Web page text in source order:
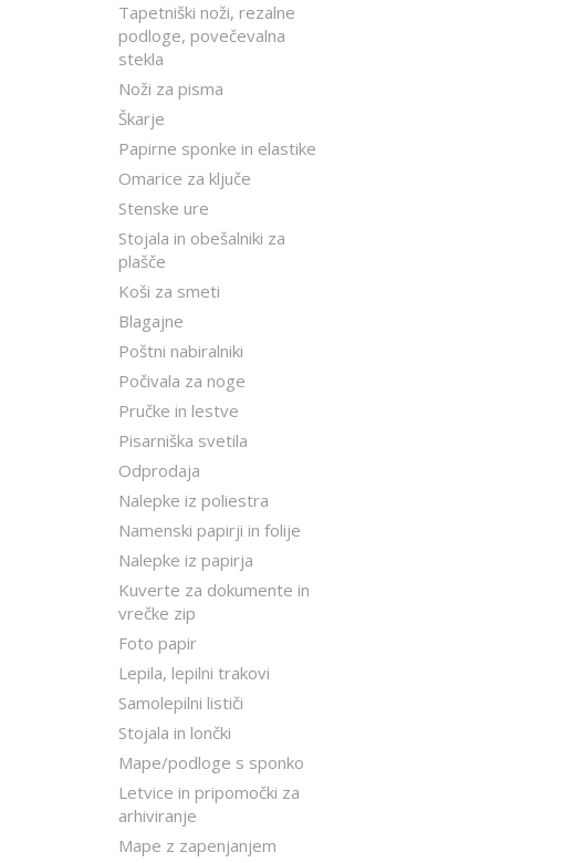
Tapetniški noži, rezalne
podloge, povečevalna
stekla
Noži za pisma
Škarje
Papirne sponke in elastike
Omarice za ključe
Stenske ure
Stojala in obešalniki za
plašče
Koši za smeti
Blagajne
Poštni nabiralniki
Počivala za noge
Pručke in lestve
Pisarniška svetila
Odprodaja
Nalepke iz poliestra
Namenski papirji in folije
Nalepke iz papirja
Kuverte za dokumente in
vrečke zip
Foto papir
Lepila, lepilni trakovi
Samolepilni lističi
Stojala in lončki
Mape/podloge s sponko
Letvice in pripomočki za
arhiviranje
Mape z zapenjanjem